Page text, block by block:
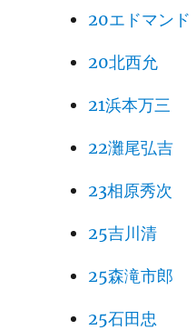
20エドマンド
20北西允
21浜本万三
22灘尾弘吉
23相原秀次
25吉川清
25森滝市郎
25石田忠